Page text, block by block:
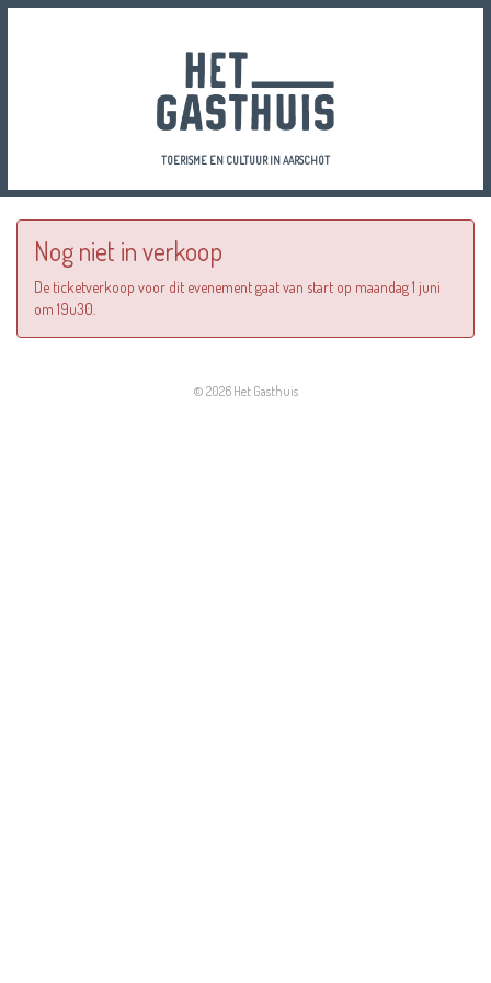
TOERISME EN CULTUUR IN AARSCHOT
Nog niet in verkoop
De ticketverkoop voor dit evenement gaat van start op maandag 1 juni
om 19u30.
© 2026 Het Gasthuis